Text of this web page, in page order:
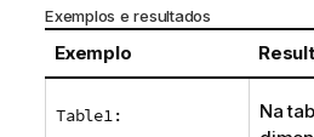
Exemplos e resultados
Exemplo
Table1:
Na